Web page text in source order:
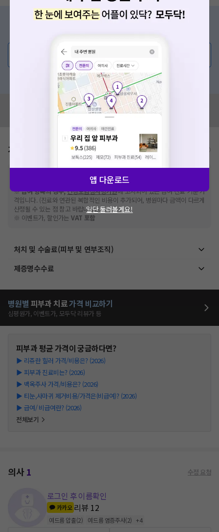
💬 무엇이든 물어보세요
혹은, 의료상담 서비스에 다양한 게시글 보러가기
혹시 잘못된 병원정보가 있나요?
모두닥 팀에 알려주세요!
가격표 비급여/급여 진료란?
추가비용 등으로 실제 가격과 상이할 수 있으니, 정확
한 가격은 해당 의료기관에 직접 문의해주세요.
※급여 항목의 경우,건강보험심사평가원에 고지되어 있는 급여 진료 기준 가
격입니다. (진료와 연관된 복합적인 비용이 추가되어, 병원마다 금액이 다르게
산정될 수 있는 점 참고 바랍니다.)
※ 이벤트가, 할인가는VAT 포함
처치 및 수술료(피부 및 연부조직)
제증명수수료
병원별 피부과 치료가격 비교하기
심평원가, 이벤트가, 모두닥 리뷰가 등
피부과평균 가격이 궁금하다면?
▶ 리쥬란 힐러 가격/비용은? (2026)
▶ 피부과 진료비는? (2026)
▶ 백옥주사 가격/비용은? (2026)
▶ 티눈,사마귀 제거비용/가격은(비급여)? (2026)
▶ 급여/ 비급여란? (2026)
전체보기
의사1 수정 요청
로그인 후 이름확인
카카오 리뷰 12
여드름 압출(2) 여드름 염증주사(2) +4
앱 다운로드
일단 둘러볼게요!